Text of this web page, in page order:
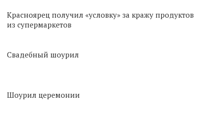
Красноярец получил «условку» за кражу продуктов
из супермаркетов
Свадебный шоурил
Шоурил церемонии